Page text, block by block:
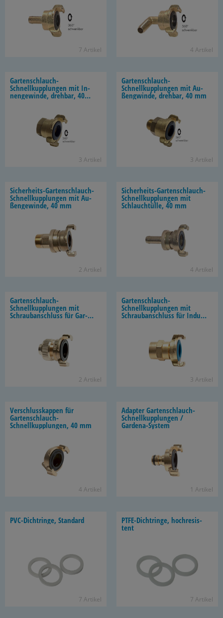
7 Ar­ti­kel 4 Ar­ti­kel
Gartenschlauch-​
Schnellkupplungen mit In­
nen­ge­win­de, dreh­bar, 40
3 Ar­ti­kel
Gartenschlauch-​
Schnellkupplungen mit Au­
ßeng­win­de, dreh­bar, 40 mm
3 Ar­ti­kel
Sicherheits-​Gartenschlauch-
Schnellkupplungen mit Au­
ßen­ge­win­de, 40 mm
2 Ar­ti­kel
Sicherheits-​Gartenschlauch-
Schnellkupplungen mit
Schlauch­tül­le, 40 mm
4 Ar­ti­kel
Gartenschlauch-​
Schnellkupplungen mit
Schraub­an­schluss für Gar­
2 Ar­ti­kel
Gartenschlauch-​
Schnellkupplungen mit
Schraub­an­schluss für In­dus­
3 Ar­ti­kel
Ver­schluss­kap­pen für
Gartenschlauch-​
Schnellkupplungen, 40 mm
4 Ar­ti­kel
Ad­ap­ter Gartenschlauch-​
Schnellkupplungen /
Gardena-​System
1 Ar­ti­kel
PVC-​Dichtringe, Stan­dard
7 Ar­ti­kel
PTFE-​Dichtringe, hoch­re­sis­
tent
7 Ar­ti­kel